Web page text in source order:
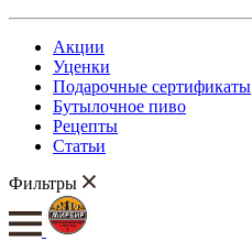
Акции
Уценки
Подарочные сертификаты
Бутылочное пиво
Рецепты
Статьи
Фильтры